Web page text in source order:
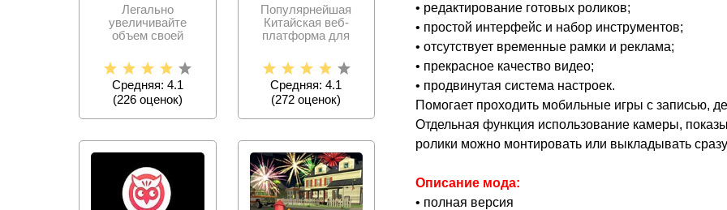
• редактирование готовых роликов;
• простой интерфейс и набор инструментов;
• отсутствует временные рамки и реклама;
• прекрасное качество видео;
• продвинутая система настроек.
Помогает проходить мобильные игры с записью,
Отдельная функция использование камеры,
ролики можно монтировать или выкладывать
Описание мода:
• полная версия
Легально
увеличивайте
объем своей
всю необходимую
информацию и
Средняя: 4.1
(226оценок)
Популярнейшая
Китайская веб-
платформа для
публикации
коротких
видеороликов
Средняя: 4.1
(272 оценок)